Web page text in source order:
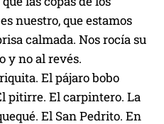
nuestro, que estamos
calmada. Nos rocía su
y no al revés.
El pájaro bobo
pitirre. El carpintero. La
El San Pedrito. En